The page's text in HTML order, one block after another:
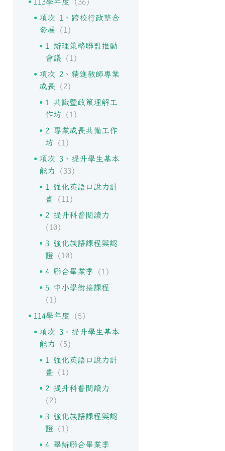
項次 1、跨校行政整合
發展 (1)
1 辦理策略聯盟推動
會議(1)
項次 2、精進教師專業
成長 (2)
1 共識暨政策理解工
作坊 (1)
2 專業成長共備工作
坊 (1)
項次 3、提升學生基本
能力
(33)
1 強化英語口說力計
畫 (11)
2 提升科普閱讀力
(10)
3 強化族語課程與認
證(10)
4 聯合畢業季 (1)
5 中小學銜接課程
(1)
114學年度 (5)
項次 3、提升學生基本
能力
(5)
1 強化英語口說力計
畫 (1)
2 提升科普閱讀力
(2)
3 強化族語課程與認
證(1)
4 舉辦聯合畢業季